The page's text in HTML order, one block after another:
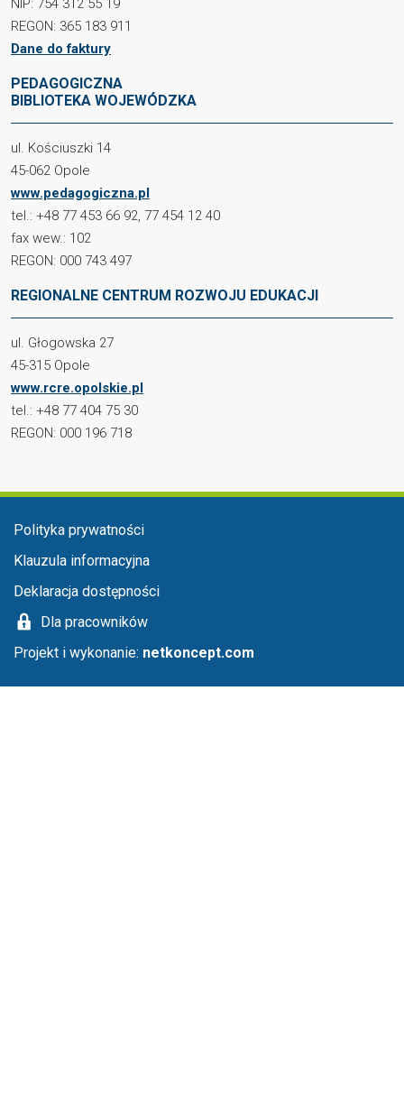
REGON: 365 183 911
Dane do faktury
PEDAGOGICZNA
BIBLIOTEKA WOJEWÓDZKA
ul. Kościuszki 14
45-062 Opole
www.pedagogiczna.pl
tel.: +48 77 453 66 92, 77 454 12 40
fax wew.: 102
REGON: 000 743 497
REGIONALNE CENTRUM ROZWOJU EDUKACJI
ul. Głogowska 27
45-315 Opole
www.rcre.opolskie.pl
tel.: +48 77 404 75 30
REGON: 000 196 718
Menu stopka
Polityka prywatności
Klauzula informacyjna
Deklaracja dostępności
Dla pracowników
Projekt i wykonanie: netkoncept.com